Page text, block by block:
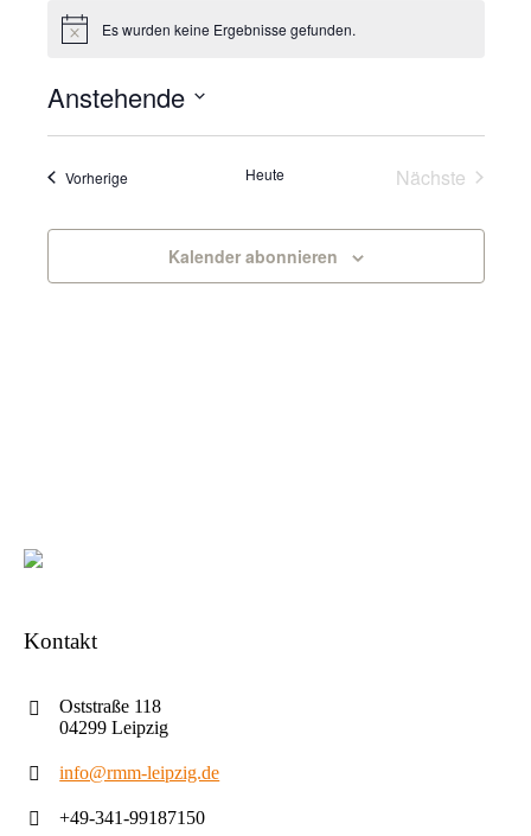
HinweisEs wurden keine Ergebnisse gefunden.
Anstehende
VorherigeVeranstaltungen Heute Nächste
Kalender abonnieren
Kontakt
Oststraße 118
04299 Leipzig
info@rmm-leipzig.de
+49-341-99187150